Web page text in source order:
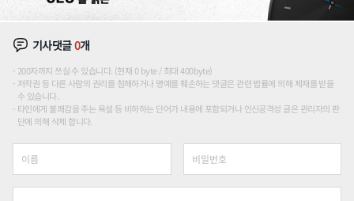
기사댓글0개
200자까지 쓰실 수 있습니다. (현재 0 byte / 최대 400byte)
저작권 등 다른 사람의 권리를 침해하거나 명예를 훼손하는 댓글은 관련 법률에 의해 제재를 받을
수 있습니다.
타인에게 불쾌감을 주는 욕설 등 비하하는 단어가 내용에 포함되거나 인신공격성 글은 관리자의 판
단에 의해 삭제 합니다.